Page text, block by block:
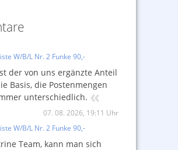
W/B/L Nr. 2 Funke 90,-
der von uns ergänzte Anteil
Basis, die Postenmengen
unterschiedlich. «
07. 08. 2026, 19:11 Uhr
W/B/L Nr. 2 Funke 90,-
Team, kann man sich